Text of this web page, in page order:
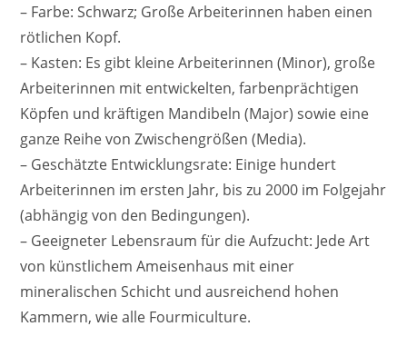
– Farbe: Schwarz; Große Arbeiterinnen haben einen
rötlichen Kopf.
– Kasten: Es gibt kleine Arbeiterinnen (Minor), große
Arbeiterinnen mit entwickelten, farbenprächtigen
Köpfen und kräftigen Mandibeln (Major) sowie eine
ganze Reihe von Zwischengrößen (Media).
– Geschätzte Entwicklungsrate: Einige hundert
Arbeiterinnen im ersten Jahr, bis zu 2000 im Folgejahr
(abhängig von den Bedingungen).
– Geeigneter Lebensraum für die Aufzucht: Jede Art
von künstlichem Ameisenhaus mit einer
mineralischen Schicht und ausreichend hohen
Kammern, wie alle Fourmiculture.